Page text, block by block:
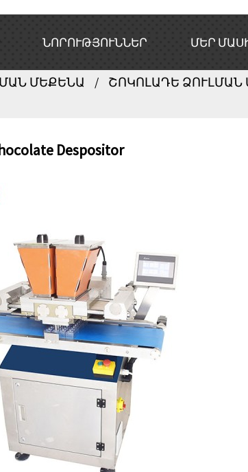
ՆՈՐՈՒԹՅՈՒՆՆԵՐ ՄԵՐ
ՄԵՔԵՆԱ ՇՈԿՈԼԱԴԵ ՁՈՒԼՄԱՆ
Despositor